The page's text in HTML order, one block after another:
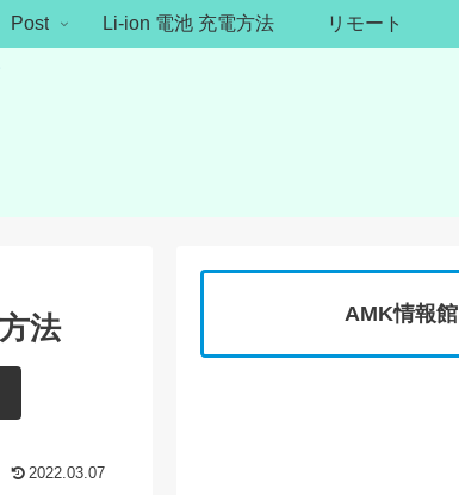
Post Li-ion 電池 充電方法 リモート
法
2022.03.07
AMK情報館